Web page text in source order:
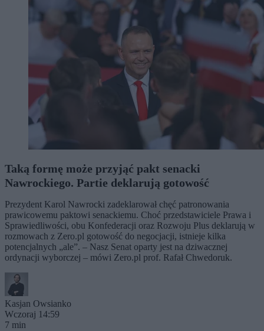
Taką formę może przyjąć pakt senacki
Nawrockiego. Partie deklarują gotowość
Prezydent Karol Nawrocki zadeklarował chęć patronowania
prawicowemu paktowi senackiemu. Choć przedstawiciele Prawa i
Sprawiedliwości, obu Konfederacji oraz Rozwoju Plus deklarują w
rozmowach z Zero.pl gotowość do negocjacji, istnieje kilka
potencjalnych „ale”. – Nasz Senat oparty jest na dziwacznej
ordynacji wyborczej – mówi Zero.pl prof. Rafał Chwedoruk.
Kasjan Owsianko
Wczoraj 14:59
7 min